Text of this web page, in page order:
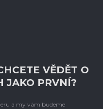
VĚDĚT O
JAKO PRVNÍ?
a my vám budeme